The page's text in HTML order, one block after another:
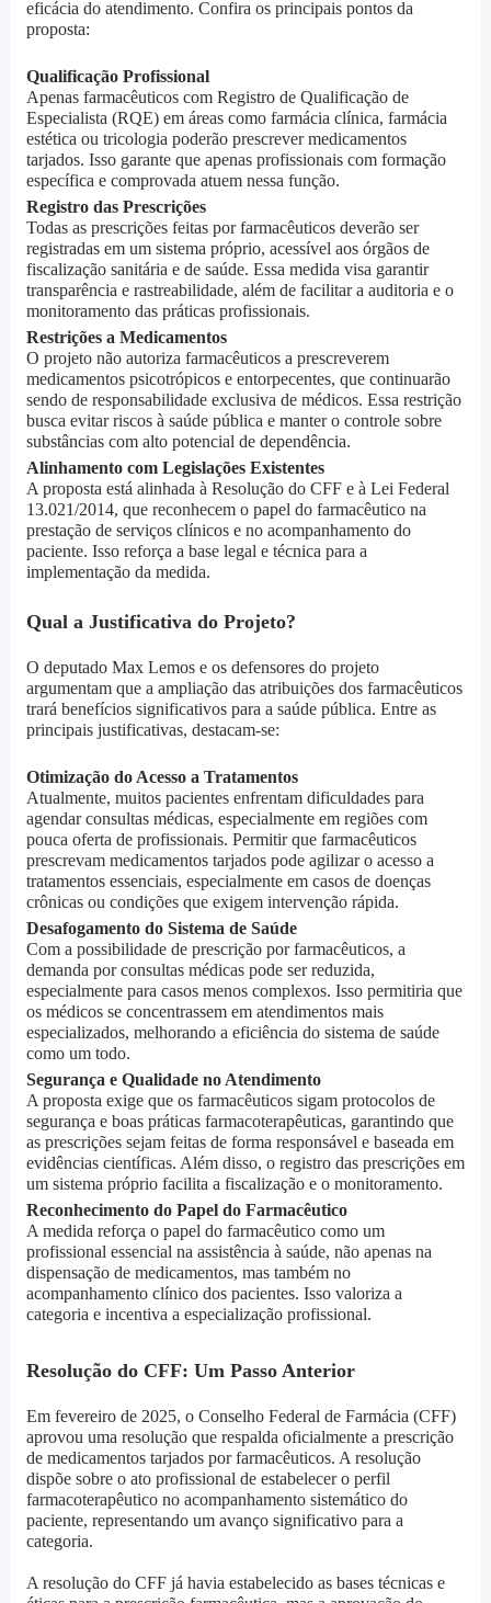
eficácia do atendimento. Confira os principais pontos da
proposta:
Qualificação Profissional
Apenas farmacêuticos com Registro de Qualificação de
Especialista (RQE) em áreas como farmácia clínica, farmácia
estética ou tricologia poderão prescrever medicamentos
tarjados. Isso garante que apenas profissionais com formação
específica e comprovada atuem nessa função.
Registro das Prescrições
Todas as prescrições feitas por farmacêuticos deverão ser
registradas em um sistema próprio, acessível aos órgãos de
fiscalização sanitária e de saúde. Essa medida visa garantir
transparência e rastreabilidade, além de facilitar a auditoria e o
monitoramento das práticas profissionais.
Restrições a Medicamentos
O projeto não autoriza farmacêuticos a prescreverem
medicamentos psicotrópicos e entorpecentes, que continuarão
sendo de responsabilidade exclusiva de médicos. Essa restrição
busca evitar riscos à saúde pública e manter o controle sobre
substâncias com alto potencial de dependência.
Alinhamento com Legislações Existentes
A proposta está alinhada à Resolução do CFF e à Lei Federal
13.021/2014, que reconhecem o papel do farmacêutico na
prestação de serviços clínicos e no acompanhamento do
paciente. Isso reforça a base legal e técnica para a
implementação da medida.
Qual a Justificativa do Projeto?
O deputado Max Lemos e os defensores do projeto
argumentam que a ampliação das atribuições dos farmacêuticos
trará benefícios significativos para a saúde pública. Entre as
principais justificativas, destacam-se:
Otimização do Acesso a Tratamentos
Atualmente, muitos pacientes enfrentam dificuldades para
agendar consultas médicas, especialmente em regiões com
pouca oferta de profissionais. Permitir que farmacêuticos
prescrevam medicamentos tarjados pode agilizar o acesso a
tratamentos essenciais, especialmente em casos de doenças
crônicas ou condições que exigem intervenção rápida.
Desafogamento do Sistema de Saúde
Com a possibilidade de prescrição por farmacêuticos, a
demanda por consultas médicas pode ser reduzida,
especialmente para casos menos complexos. Isso permitiria que
os médicos se concentrassem em atendimentos mais
especializados, melhorando a eficiência do sistema de saúde
como um todo.
Segurança e Qualidade no Atendimento
A proposta exige que os farmacêuticos sigam protocolos de
segurança e boas práticas farmacoterapêuticas, garantindo que
as prescrições sejam feitas de forma responsável e baseada em
evidências científicas. Além disso, o registro das prescrições em
um sistema próprio facilita a fiscalização e o monitoramento.
Reconhecimento do Papel do Farmacêutico
A medida reforça o papel do farmacêutico como um
profissional essencial na assistência à saúde, não apenas na
dispensação de medicamentos, mas também no
acompanhamento clínico dos pacientes. Isso valoriza a
categoria e incentiva a especialização profissional.
Resolução do CFF: Um Passo Anterior
Em fevereiro de 2025, o Conselho Federal de Farmácia (CFF)
aprovou uma resolução que respalda oficialmente a prescrição
de medicamentos tarjados por farmacêuticos. A resolução
dispõe sobre o ato profissional de estabelecer o perfil
farmacoterapêutico no acompanhamento sistemático do
paciente, representando um avanço significativo para a
categoria.
A resolução do CFF já havia estabelecido as bases técnicas e